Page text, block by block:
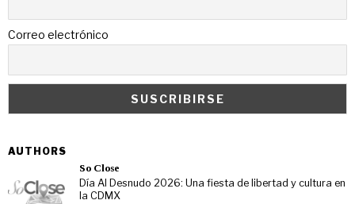
Correo electrónico
AUTHORS
So Close
Día Al Desnudo 2026: Una fiesta de libertad y cultura en
la CDMX